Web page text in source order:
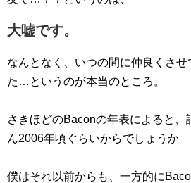
大嘘です。
なんとなく、いつの間に仲良くさ
た…というのが本当のところ。
さきほどのBaconの年表によると、
ん2006年頃ぐらいからでしょうか
僕はそれ以前からも、一方的に